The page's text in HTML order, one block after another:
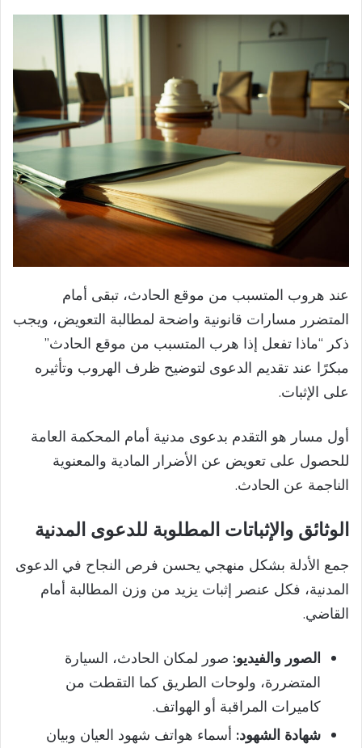
عند هروب المتسبب من موقع الحادث، تبقى أمام
المتضرر مسارات قانونية واضحة لمطالبة التعويض، ويجب
ذكر “ماذا تفعل إذا هرب المتسبب من موقع الحادث”
مبكرًا عند تقديم الدعوى لتوضيح ظرف الهروب وتأثيره
على الإثبات.
أول مسار هو التقدم بدعوى مدنية أمام المحكمة العامة
للحصول على تعويض عن الأضرار المادية والمعنوية
الناجمة عن الحادث.
الوثائق والإثباتات المطلوبة للدعوى المدنية
جمع الأدلة بشكل منهجي يحسن فرص النجاح في الدعوى
المدنية، فكل عنصر إثبات يزيد من وزن المطالبة أمام
القاضي.
الصور والفيديو: صور لمكان الحادث، السيارة
المتضررة، ولوحات الطريق كما التقطت من
كاميرات المراقبة أو الهواتف.
شهادة الشهود: أسماء هواتف شهود العيان وبيان